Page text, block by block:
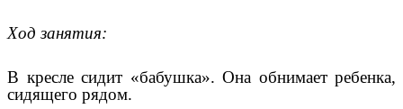
Ход занятия:
В кресле сидит «бабушка». Она обнимает ребенка,
сидящего рядом.